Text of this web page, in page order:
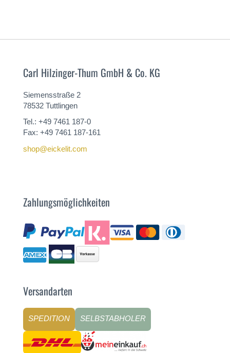
Carl Hilzinger-Thum GmbH & Co. KG
Siemensstraße 2
78532 Tuttlingen
Tel.: +49 7461 187-0
Fax: +49 7461 187-161
shop@eickelit.com
Zahlungsmöglichkeiten
Versandarten
SPEDITION SELBSTABHOLER